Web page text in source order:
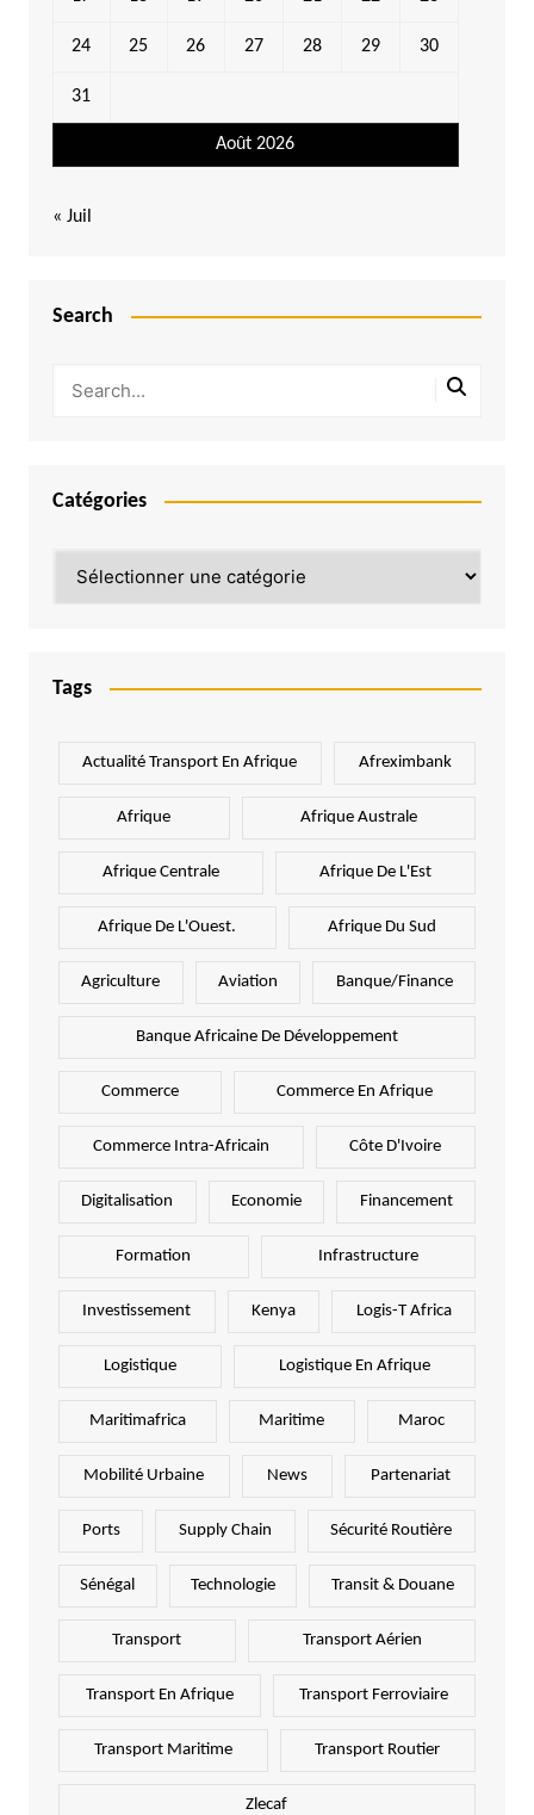
Août 2026
24 25 26 27 28 29 30
31
« Juil
Search
Catégories
Tags
Actualité Transport En Afrique Afreximbank
Afrique Afrique Australe
Afrique Centrale Afrique De L'Est
Afrique De L'Ouest. Afrique Du Sud
Agriculture Aviation Banque/Finance
Banque Africaine De Développement
Commerce Commerce En Afrique
Commerce Intra-Africain Côte D'Ivoire
Digitalisation Economie Financement
Formation Infrastructure
Investissement Kenya Logis-T Africa
Logistique Logistique En Afrique
Maritimafrica Maritime Maroc
Mobilité Urbaine News Partenariat
Ports Supply Chain Sécurité Routière
Sénégal Technologie Transit & Douane
Transport Transport Aérien
Transport En Afrique Transport Ferroviaire
Transport Maritime Transport Routier
Zlecaf